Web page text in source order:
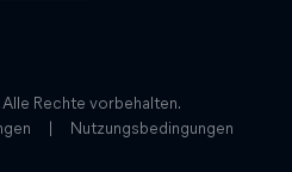
Rechte vorbehalten.
Nutzungsbedingungen